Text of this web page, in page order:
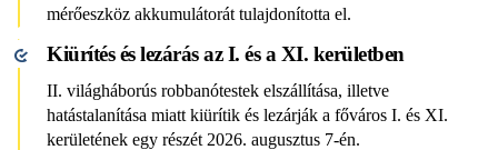
mérőeszköz akkumulátorát tulajdonította el.
Kiürítés és lezárás az I. és a XI. kerületben
II. világháborús robbanótestek elszállítása, illetve
hatástalanítása miatt kiürítik és lezárják a főváros I. és XI.
kerületének egy részét 2026. augusztus 7-én.